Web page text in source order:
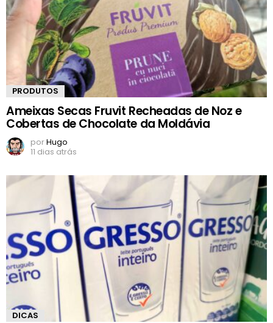
PRODUTOS
Ameixas Secas Fruvit Recheadas de Noz e
Cobertas de Chocolate da Moldávia
porHugo
11 dias atrás
DICAS